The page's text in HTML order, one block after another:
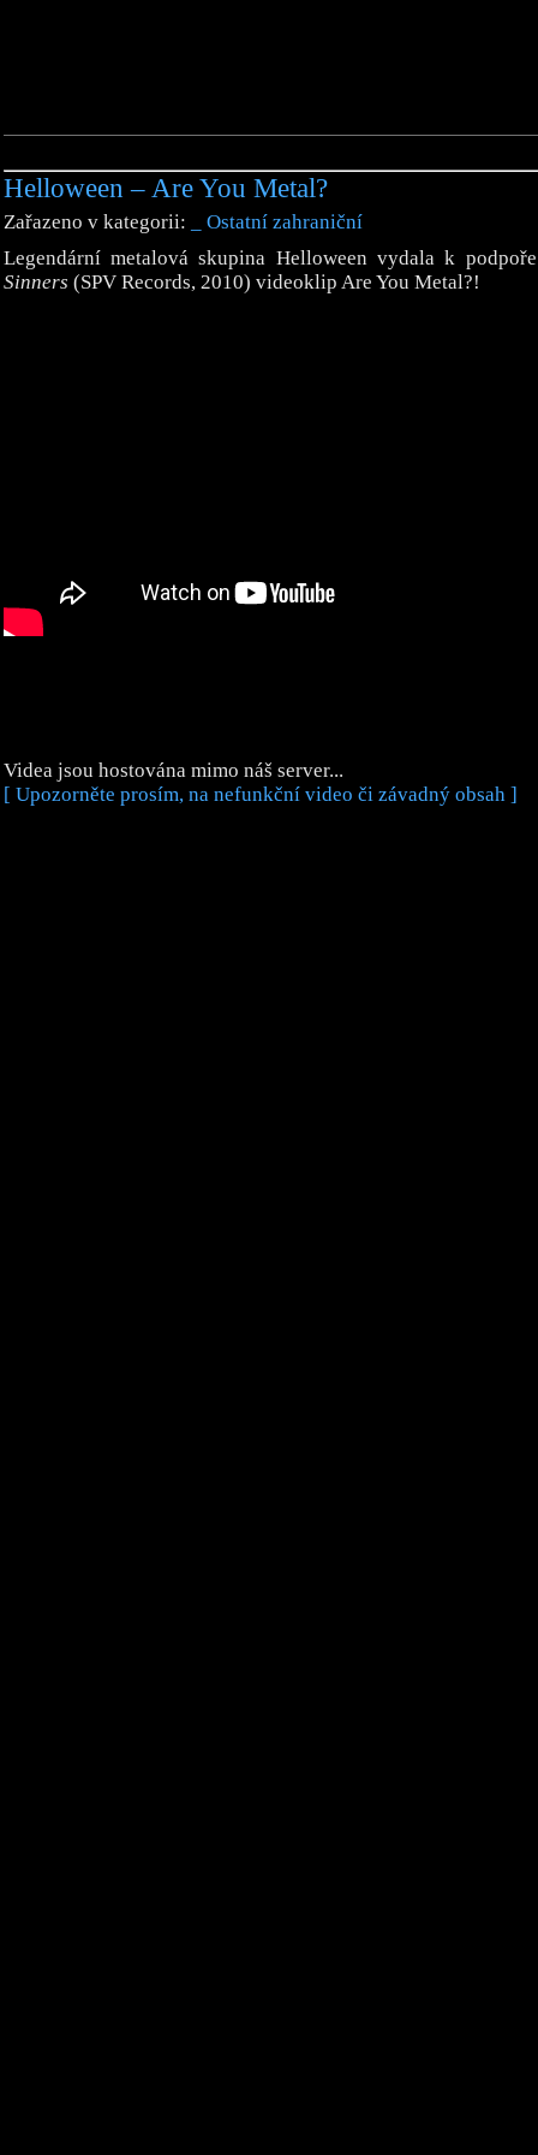
Helloween – Are You Metal?
Zařazeno v kategorii:
_ Ostatní zahraniční
Legendární metalová skupina Helloween vydala k
Sinners (SPV Records, 2010) videoklip Are You Metal?!
Videa jsou hostována mimo náš server...
[ Upozorněte prosím, na nefunkční video či závadný obsah ]